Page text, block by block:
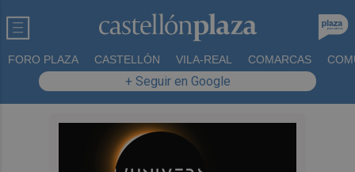
FORO PLAZA CASTELLÓN VILA-REAL COMARCAS
+ Seguir en Google